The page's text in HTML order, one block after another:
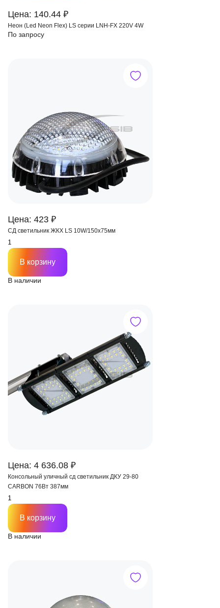
Цена: 140.44 ₽
Неон (Led Neon Flex) LS серии LNH-FX 220V 4W
По запросу
Цена: 423 ₽
СД светильник ЖКХ LS 10W/150х75мм
В наличии
В корзину
Цена: 4 636.08 ₽
Консольный уличный сд светильник ДКУ 29-80
CARBON 76Вт 387мм
В наличии
В корзину